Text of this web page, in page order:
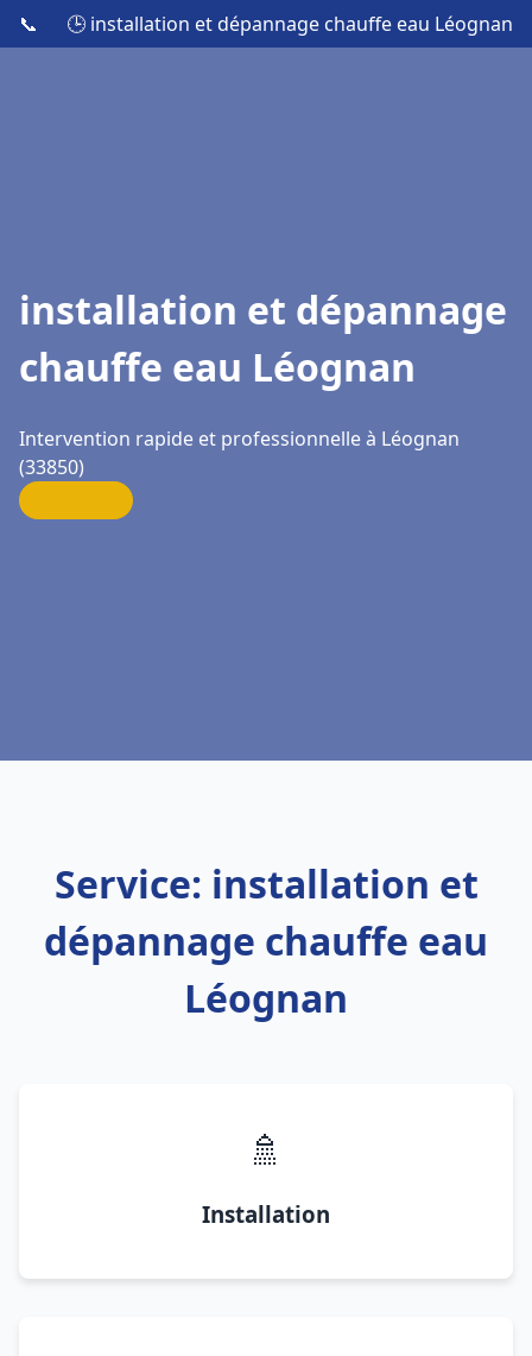
📞 🕒 installation et dépannage chauffe eau Léognan
installation et dépannage
chauffe eau Léognan
Intervention rapide et professionnelle à Léognan
(33850)
Service: installation et
dépannage chauffe eau
Léognan
🚿
Installation